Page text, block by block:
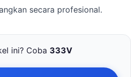
secara profesional.
ini? Coba 333V